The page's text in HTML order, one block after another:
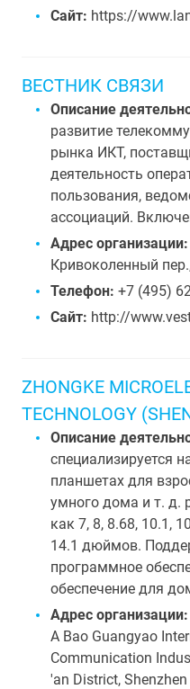
Сайт: https://
ВЕСТНИК СВЯЗИ
Описание
развитие
рынка ИКТ,
деятельность
пользования,
ассоциаций.
Адрес организации:
Кривоколенный
Телефон: +7 (495)
Сайт: http://
ZHONGKE
TECHNOLOGY
Описание
специализируется
планшетах для
умного дома и т. д.
как 7, 8, 8.68, 10.1,
14.1 дюймов.
программное
обеспечение для
Адрес организации:
A Bao Guangyao
Communication
'an District, Shenzhen